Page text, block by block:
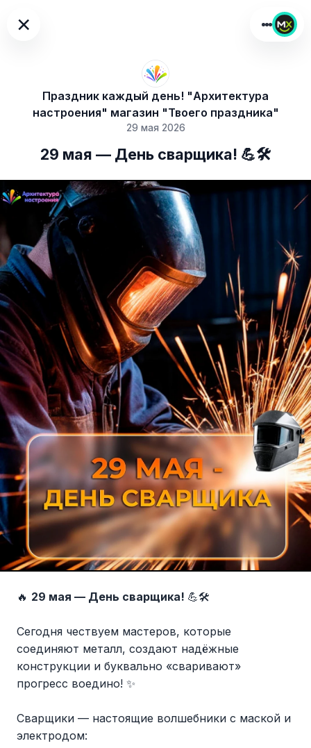
×
Праздник каждый день! "Архитектура
настроения" магазин "Твоего праздника"
29 мая 2026
29 мая — День сварщика! 💪🛠
🔥 29 мая — День сварщика! 💪🛠
Сегодня чествуем мастеров, которые
соединяют металл, создают надёжные
конструкции и буквально «сваривают»
прогресс воедино! ✨
Сварщики — настоящие волшебники с маской и
электродом: